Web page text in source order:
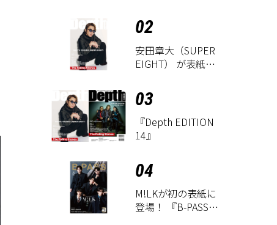
EP『WATCH ME』
が9月18日にリリー
ス決定！
02
安田章大（SUPER
EIGHT） が表紙に
EDITION 14』が8
月18日に発売
03
『Depth EDITION
14』
04
M!LKが初の表紙に
登場！ 『B-PASS